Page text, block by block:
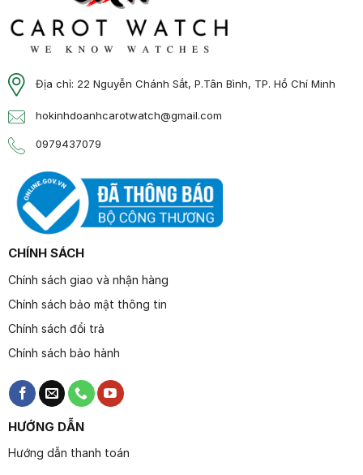
Địa chỉ: 22 Nguyễn Chánh Sắt, P.Tân Bình, TP. Hồ Chí Minh
hokinhdoanhcarotwatch@gmail.com
0979437079
CHÍNH SÁCH
Chính sách giao và nhận hàng
Chính sách bảo mật thông tin
Chính sách đổi trả
Chính sách bảo hành
HƯỚNG DẪN
Hướng dẫn thanh toán